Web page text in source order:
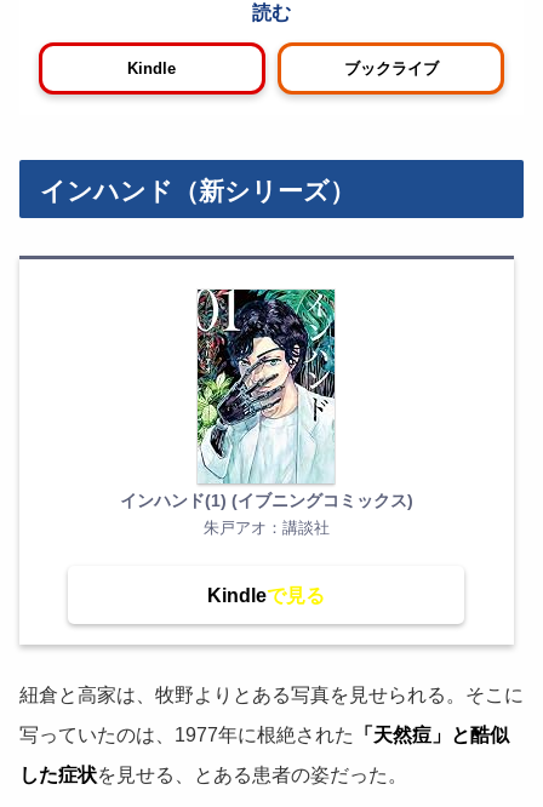
Kindle ブックライブ
インハンド（新シリーズ）
インハンド(1) (イブニングコミックス)
朱戸アオ：講談社
Kindle
紐倉と高家は、牧野よりとある写真を見せられる。そこに
写っていたのは、1977年に根絶された
「天然痘」と酷似
した症状を見せる、とある患者の姿だった。